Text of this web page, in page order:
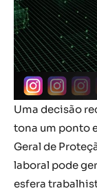
Uma decisão
tona um ponto
Geral de
laboral pode
esfera